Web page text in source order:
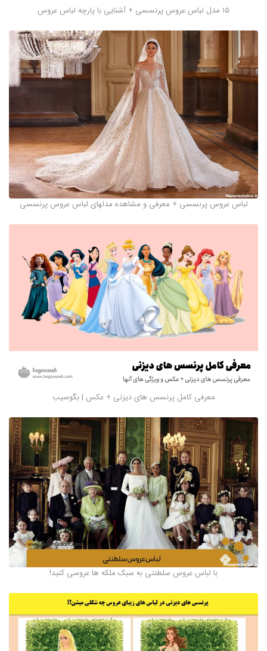
۱۵ مدل لباس عروس پرنسسی + آشنایی با پارچه لباس عروس
لباس عروس پرنسسی + معرفی و مشاهده مدلهای لباس عروس پرنسسی
معرفی کامل پرنسس های دیزنی + عکس | بگوسیب
با لباس عروس سلطنتی به سبک ملکه ها عروسی کنید!